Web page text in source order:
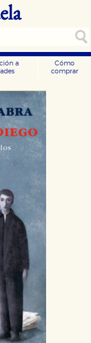
a
Cómo
comprar